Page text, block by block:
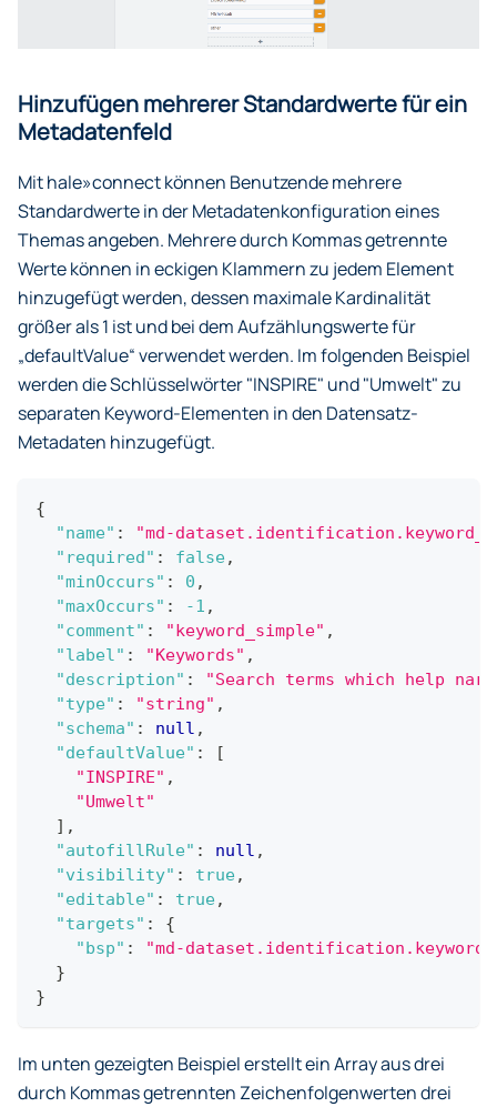
Hinzufügen mehrerer Standardwerte für ein
Metadatenfeld
Mit hale»connect können Benutzende mehrere
Standardwerte in der Metadatenkonfiguration eines
Themas angeben. Mehrere durch Kommas getrennte
Werte können in eckigen Klammern zu jedem Element
hinzugefügt werden, dessen maximale Kardinalität
größer als 1 ist und bei dem Aufzählungswerte für
„defaultValue“ verwendet werden. Im folgenden Beispiel
werden die Schlüsselwörter "INSPIRE" und "Umwelt" zu
separaten Keyword-Elementen in den Datensatz-
Metadaten hinzugefügt.
{
"name" :
"md-
"required" : false,
"minOccurs" : 0 ,
"maxOccurs" : -1 ,
"comment" : "keyword_simple" ,
"label" : "Keywords" ,
"description" :
"Search terms which help
"type" : "string" ,
"schema" : null ,
"defaultValue" :
[
"INSPIRE" ,
"Umwelt"
] ,
"autofillRule" : null ,
"visibility" : true,
"editable" : true,
"targets" :
{
"bsp" :
"md-
}
}
Im unten gezeigten Beispiel erstellt ein Array aus drei
durch Kommas getrennten Zeichenfolgenwerten drei